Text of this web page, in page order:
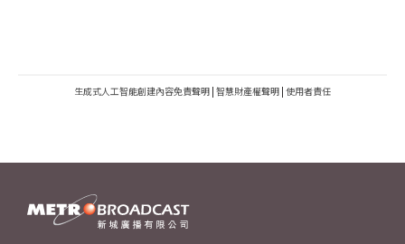
生成式人工智能創建內容免責聲明 | 智慧財產權聲明 | 使用者責任